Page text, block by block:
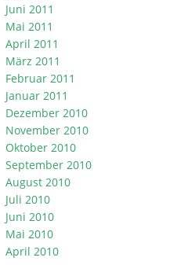
Juni 2011
Mai 2011
April 2011
März 2011
Februar 2011
Januar 2011
Dezember 2010
November 2010
Oktober 2010
September 2010
August 2010
Juli 2010
Juni 2010
Mai 2010
April 2010